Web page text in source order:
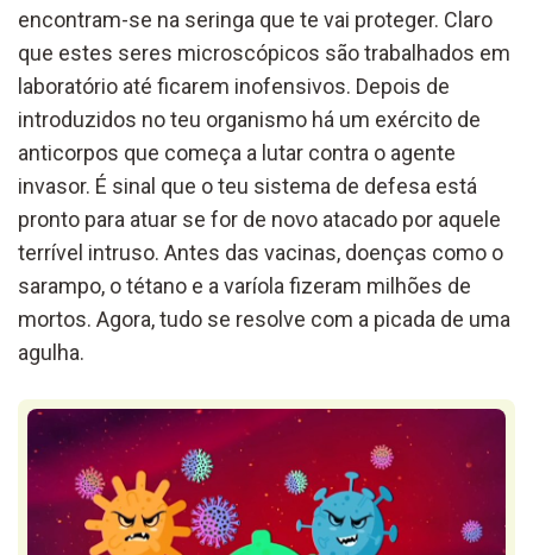
encontram-se na seringa que te vai proteger. Claro
que estes seres microscópicos são trabalhados em
laboratório até ficarem inofensivos. Depois de
introduzidos no teu organismo há um exército de
anticorpos que começa a lutar contra o agente
invasor. É sinal que o teu sistema de defesa está
pronto para atuar se for de novo atacado por aquele
terrível intruso. Antes das vacinas, doenças como o
sarampo, o tétano e a varíola fizeram milhões de
mortos. Agora, tudo se resolve com a picada de uma
agulha.